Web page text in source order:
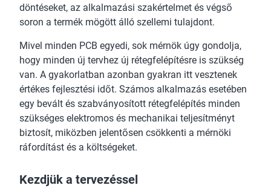
döntéseket, az alkalmazási szakértelmet és végső
soron a termék mögött álló szellemi tulajdont.
Mivel minden PCB egyedi, sok mérnök úgy gondolja,
hogy minden új tervhez új rétegfelépítésre is szükség
van. A gyakorlatban azonban gyakran itt vesztenek
értékes fejlesztési időt. Számos alkalmazás esetében
egy bevált és szabványosított rétegfelépítés minden
szükséges elektromos és mechanikai teljesítményt
biztosít, miközben jelentősen csökkenti a mérnöki
ráfordítást és a költségeket.
Kezdjük a tervezéssel